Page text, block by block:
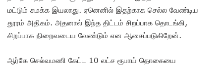
மட்டும் சுமக்க இயலாது. ஏனெனில் இதற்காக செல்ல வேண்டிய
தூரம் அதிகம். அதனால் இந்த திட்டம் சிறப்பாக தொடங்கி,
சிறப்பாக நிறைவடைய வேண்டும் என ஆசைப்படுகிறேன்.
ஆர்கே செல்வமணி கேட்ட 10 லட்ச ரூபாய் தொகையை